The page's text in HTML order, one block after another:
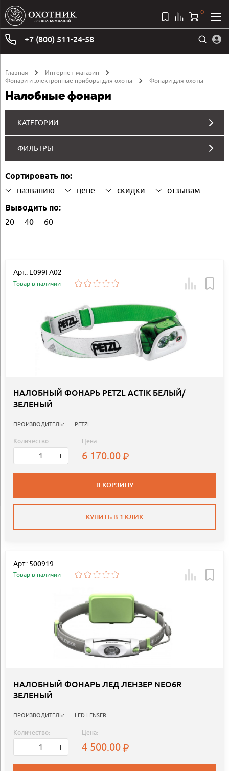
+7 (800) 511-24-58
0
Главная
Интернет-магазин
Фонари и электронные приборы для охоты
Фонари для охоты
Налобные фонари
КАТЕГОРИИ
ФИЛЬТРЫ
Сортировать по:
названию цене скидки отзывам
Выводить по:
20 40 60
Арт.: E099FA02
Товар в наличии
НАЛОБНЫЙ ФОНАРЬ PETZL ACTIK БЕЛЫЙ/
ЗЕЛЕНЫЙ
ПРОИЗВОДИТЕЛЬ: PETZL
Количество:
- +
Цена:
6 170.00
В КОРЗИНУ
КУПИТЬ В 1 КЛИК
Арт.: 500919
Товар в наличии
НАЛОБНЫЙ ФОНАРЬ ЛЕД ЛЕНЗЕР NEO6R
ЗЕЛЕНЫЙ
ПРОИЗВОДИТЕЛЬ: LED LENSER
Количество:
- +
Цена:
4 500.00